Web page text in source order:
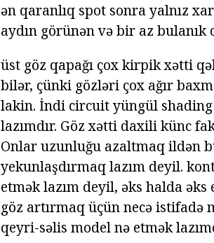
ən qaranlıq spot sonra yalnız
aydın görünən və bir az
üst göz qapağı çox kirpik xətti
bilər, çünki gözləri çox ağır
lakin. İndi circuit yüngül shading
lazımdır. Göz xətti daxili künc
Onlar uzunluğu azaltmaq ildən
yekunlaşdırmaq lazım deyil.
etmək lazım deyil, əks halda
göz artırmaq üçün necə istifadə
qeyri-səlis model nə etmək